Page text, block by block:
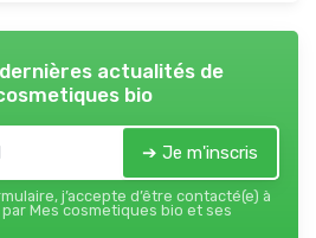
actualités de
bio
➔ Je m'inscris
j’accepte d’être contacté(e) à
Mes cosmetiques bio et ses